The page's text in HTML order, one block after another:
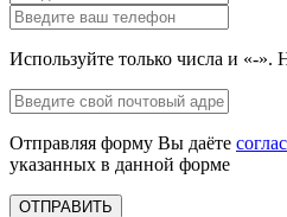
Используйте только числа и «-».
Отправляя форму Вы даёте
указанных в данной форме
ОТПРАВИТЬ